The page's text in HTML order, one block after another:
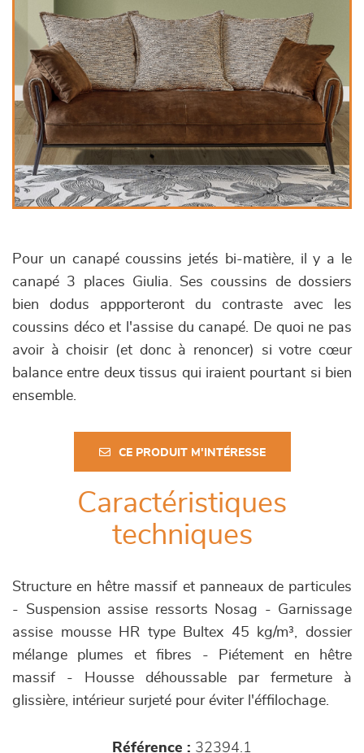
Pour un canapé coussins jetés bi-matière, il y a le
canapé 3 places Giulia. Ses coussins de dossiers
bien dodus appporteront du contraste avec les
coussins déco et l'assise du canapé. De quoi ne pas
avoir à choisir (et donc à renoncer) si votre cœur
balance entre deux tissus qui iraient pourtant si bien
ensemble.
CE PRODUIT M'INTÉRESSE
Caractéristiques
techniques
Structure en hêtre massif et panneaux de particules
- Suspension assise ressorts Nosag - Garnissage
assise mousse HR type Bultex 45 kg/m³, dossier
mélange plumes et fibres - Piétement en hêtre
massif - Housse déhoussable par fermeture à
glissière, intérieur surjeté pour éviter l'éffilochage.
Référence : 32394.1